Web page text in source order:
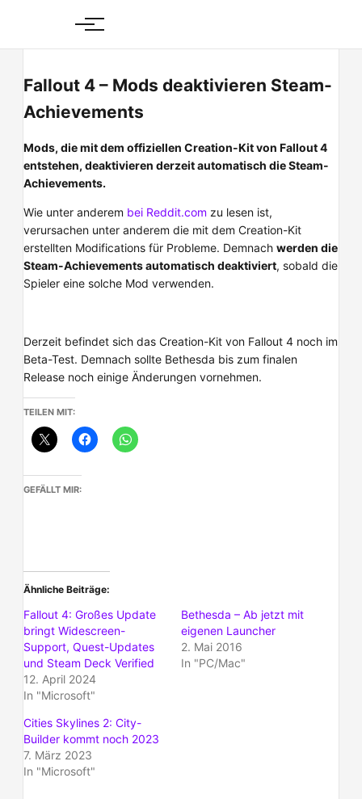
content
Fallout 4 – Mods deaktivieren Steam-
Achievements
Mods, die mit dem offiziellen Creation-Kit von Fallout 4
entstehen, deaktivieren derzeit automatisch die Steam-
Achievements.
Wie unter anderem bei Reddit.com zu lesen ist,
verursachen unter anderem die mit dem Creation-Kit
erstellten Modifications für Probleme. Demnach werden die
Steam-Achievements automatisch deaktiviert, sobald die
Spieler eine solche Mod verwenden.
Derzeit befindet sich das Creation-Kit von Fallout 4 noch im
Beta-Test. Demnach sollte Bethesda bis zum finalen
Release noch einige Änderungen vornehmen.
TEILEN MIT:
GEFÄLLT MIR:
Ähnliche Beiträge
Fallout 4: Großes Update
bringt Widescreen-
Support, Quest-Updates
und Steam Deck Verified
12. April 2024
In "Microsoft"
Bethesda – Ab jetzt mit
eigenen Launcher
2. Mai 2016
In "PC/Mac"
Cities Skylines 2: City-
Builder kommt noch 2023
7. März 2023
In "Microsoft"